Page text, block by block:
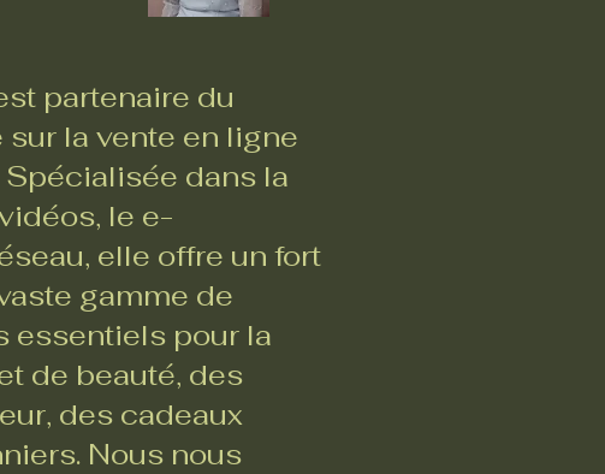
partenaire du
la vente en ligne
dans la
le e-
elle offre un fort
gamme de
essentiels pour la
de beauté, des
des cadeaux
Nous nous